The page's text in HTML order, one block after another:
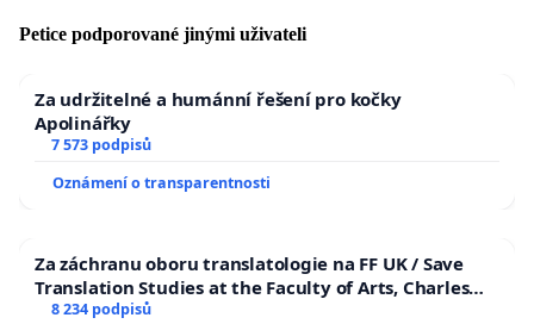
Petice podporované jinými uživateli
Za udržitelné a humánní řešení pro kočky
Apolinářky
7 573 podpisů
Oznámení o transparentnosti
Za záchranu oboru translatologie na FF UK / Save
Translation Studies at the Faculty of Arts, Charles
University
8 234 podpisů